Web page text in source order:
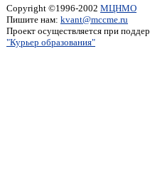
Copyright ©1996-2002 МЦНМО
Пишите нам: kvant@mccme.ru
Проект осуществляется при
"Курьер образования"